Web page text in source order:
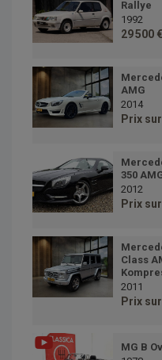
Rallye
1992
29 500 €
AMG
2014
Prix
350
2012
Prix
Class
2011
Prix
MG B